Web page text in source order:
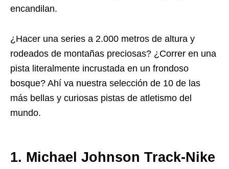
encandilan.
¿Hacer una series a 2.000 metros de altura y
rodeados de montañas preciosas? ¿Correr en una
pista literalmente incrustada en un frondoso
bosque? Ahí va nuestra selección de 10 de las
más bellas y curiosas pistas de atletismo del
mundo.
1. Michael Johnson Track-Nike